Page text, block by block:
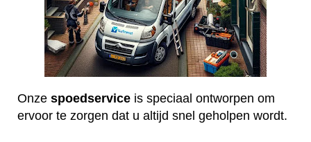
Onze spoedservice is speciaal ontworpen om
ervoor te zorgen dat u altijd snel geholpen wordt.